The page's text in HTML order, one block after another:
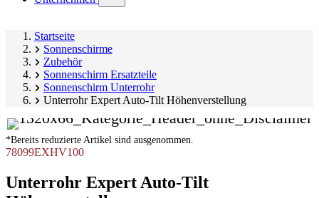
submenu)
Startseite
Sonnenschirme
Zubehör
Sonnenschirm Ersatzteile
Sonnenschirm Unterrohr
Unterrohr Expert Auto-Tilt Höhenverstellung
*Bereits reduzierte Artikel sind ausgenommen.
78099EXHV100
Unterrohr Expert Auto-Tilt